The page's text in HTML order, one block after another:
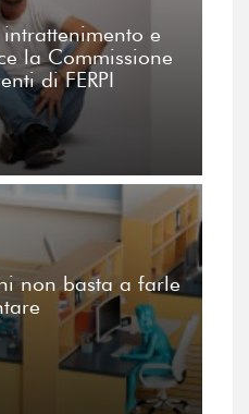
e
la Commissione
di FERPI
non basta a farle